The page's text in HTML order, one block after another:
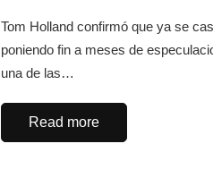
Tom Holland confirmó que ya se
poniendo fin a meses de
una de las…
Read more